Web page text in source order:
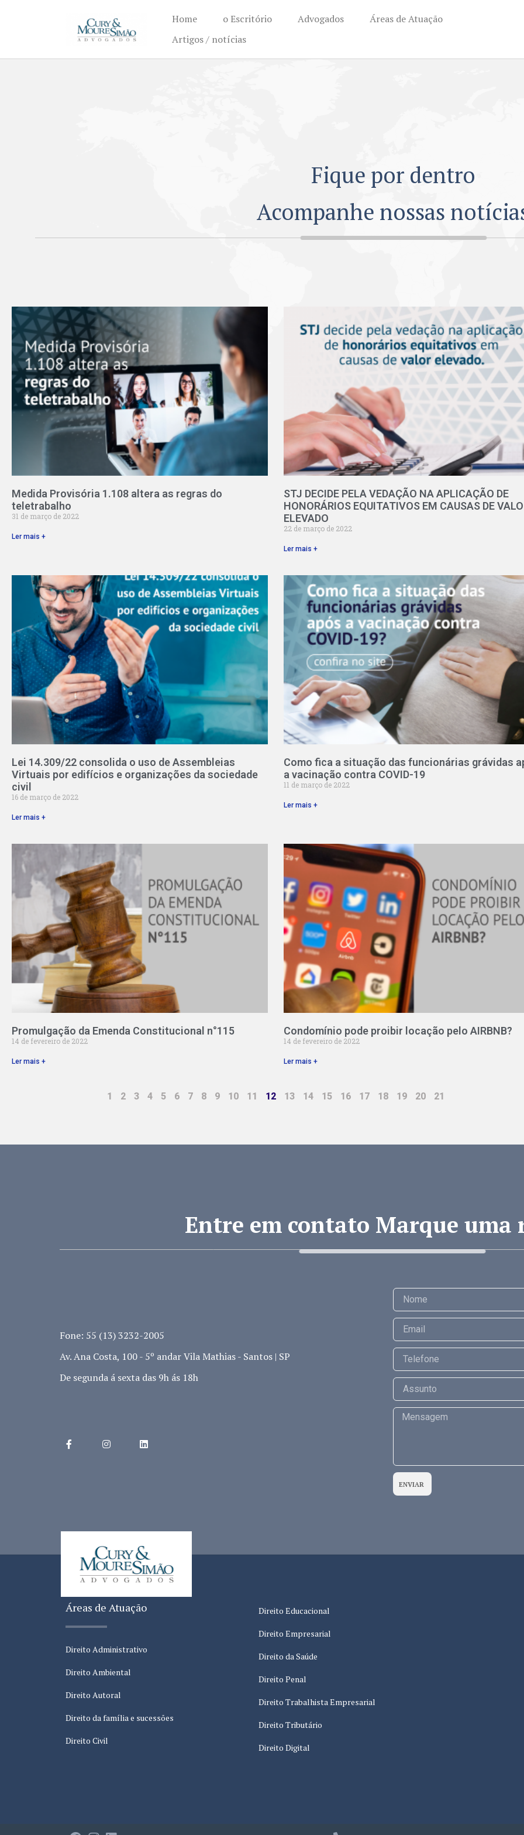
Home o Escritório Advogados
Áreas de Atuação
Artigos / notícias
Fique por dentro
Acompanhe nossas
Medida Provisória 1.108 altera as regras do
teletrabalho
31 de março de 2022
Ler mais +
STJ DECIDE PELA VEDAÇÃO NA APLICAÇÃO DE
HONORÁRIOS EQUITATIVOS EM CAUSAS DE
ELEVADO
22 de março de 2022
Ler mais +
Lei 14.309/22 consolida o uso de Assembleias
Virtuais por edifícios e organizações da sociedade
civil
16 de março de 2022
Ler mais +
Como fica a situação das funcionárias grávidas
a vacinação contra COVID-19
11 de março de 2022
Ler mais +
Promulgação da Emenda Constitucional n°115
14 de fevereiro de 2022
Ler mais +
Condomínio pode proibir locação pelo AIRBNB?
14 de fevereiro de 2022
Ler mais +
1 2 3 4 5 6 7 8 9 10 11 12 13 14 15 16 17 18 19 20 21
Entre em contato Marque uma
Fone: 55 (13) 3232-2005
Av. Ana Costa, 100 - 5º andar Vila Mathias - Santos | SP
De segunda á sexta das 9h ás 18h
ENVIAR
Áreas de Atuação
Direito Administrativo
Direito Ambiental
Direito Autoral
Direito da família e sucessões
Direito Civil
Direito Educacional
Direito Empresarial
Direito da Saúde
Direito Penal
Direito Trabalhista Empresarial
Direito Tributário
Direito Digital